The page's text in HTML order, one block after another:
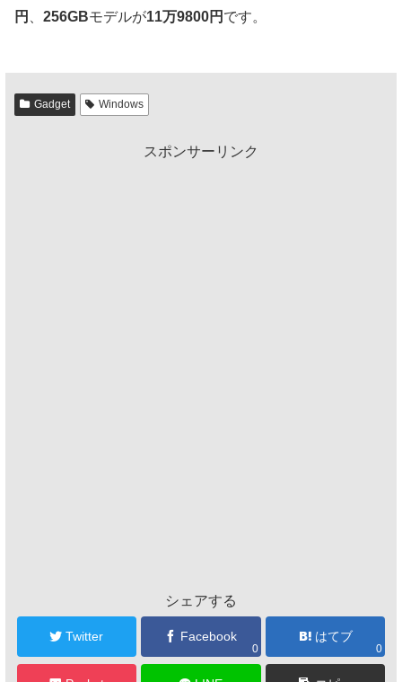
円
256GBモデルが11万9800円 です。
Gadget Windows
スポンサーリンク
シェアする
Twitter Facebook
0
はてブ
0